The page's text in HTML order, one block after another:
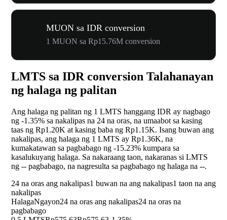
MUON sa IDR conversion
1 MUON sa Rp15.76M conversion
LMTS sa IDR conversion Talahanayan
ng halaga ng palitan
Ang halaga ng palitan ng 1 LMTS hanggang IDR ay nagbago
ng -1.35% sa nakalipas na 24 na oras, na umaabot sa kasing
taas ng Rp1.20K at kasing baba ng Rp1.15K. Isang buwan ang
nakalipas, ang halaga ng 1 LMTS ay Rp1.36K, na
kumakatawan sa pagbabago ng -15.23% kumpara sa
kasalukuyang halaga. Sa nakaraang taon, nakaranas si LMTS
ng -- pagbabago, na nagresulta sa pagbabago ng halaga na --.
24 na oras ang nakalipas1 buwan na ang nakalipas1 taon na ang
nakalipas
HalagaNgayon24 na oras ang nakalipas24 na oras na
pagbabago